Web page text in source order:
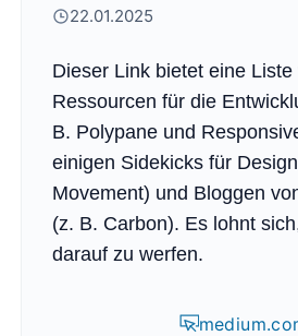
22.01.2025
Dieser Link bietet eine
Ressourcen für die
B. Polypane und
einigen Sidekicks für
Movement) und Bloggen
(z. B. Carbon). Es lohnt
darauf zu werfen.